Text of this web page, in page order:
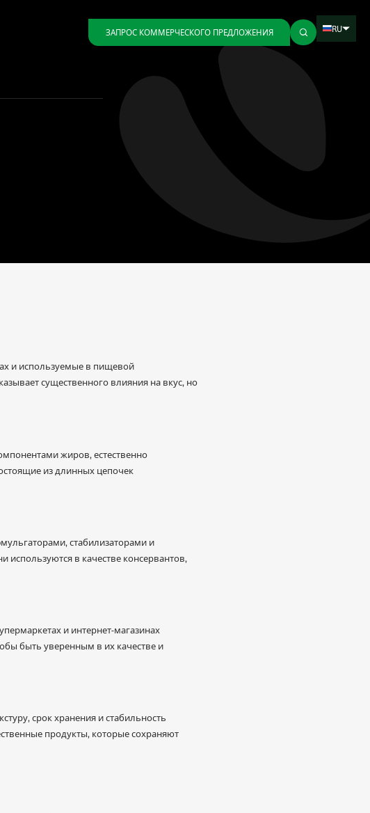
ЗАПРОС КОММЕРЧЕСКОГО ПРЕДЛОЖЕНИЯ RU
и используемые в пищевой
существенного влияния на вкус, но
жиров, естественно
из длинных цепочек
стабилизаторами и
используются в качестве консервантов,
и интернет-магазинах
быть уверенным в их качестве и
срок хранения и стабильность
продукты, которые сохраняют